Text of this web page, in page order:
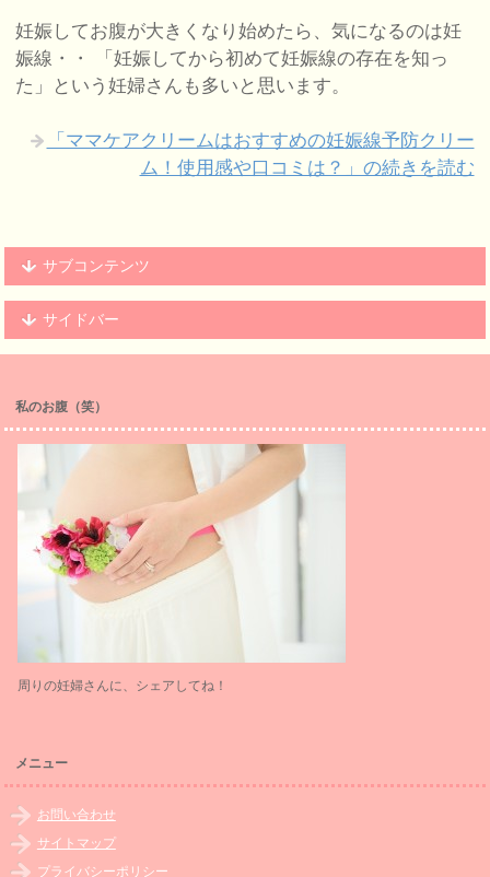
妊娠してお腹が大きくなり始めたら、気になるのは妊
娠線・・ 「妊娠してから初めて妊娠線の存在を知っ
た」という妊婦さんも多いと思います。
「ママケアクリームはおすすめの妊娠線予防クリー
ム！使用感や口コミは？」の続きを読む
サブコンテンツ
サイドバー
私のお腹（笑）
周りの妊婦さんに、シェアしてね！
メニュー
お問い合わせ
サイトマップ
プライバシーポリシー